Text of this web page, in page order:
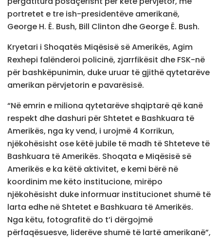
portretet e tre ish-presidentëve amerikanë,
George H. Ë. Bush, Bill Clinton dhe George Ë. Bush.
Kryetari i Shoqatës Miqësisë së Amerikës, Agim
Rexhepi falënderoi policinë, zjarrfikësit dhe FSK-në
për bashkëpunimin, duke uruar të gjithë qytetarëve
amerikan përvjetorin e pavarësisë.
“Në emrin e miliona qytetarëve shqiptarë që kanë
respekt dhe dashuri për Shtetet e Bashkuara të
Amerikës, nga ky vend, i urojmë 4 Korrikun,
njëkohësisht ose këtë jubile të madh të Shteteve të
Bashkuara të Amerikës. Shoqata e Miqësisë së
Amerikës e ka këtë aktivitet, e kemi bërë në
koordinim me këto institucione, mirëpo
njëkohësisht duke informuar institucionet shumë të
larta edhe në Shtetet e Bashkuara të Amerikës.
Nga këtu, fotografitë do t’i dërgojmë
përfaqësuesve, liderëve shumë të lartë amerikanë”,